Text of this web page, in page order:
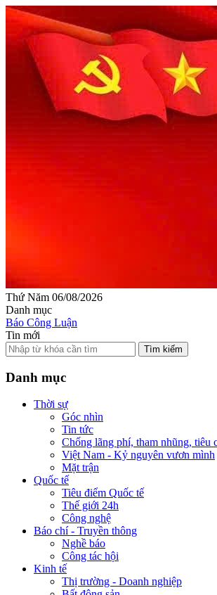
Thứ Năm 06/08/2026
Danh mục
Báo Công Luận
Tin mới
Tìm kiếm
Danh mục
Thời sự
Góc nhìn
Tin tức
Chống lãng phí, tham nhũng, tiêu
Việt Nam - Kỷ nguyên vươn mình
Mặt trận
Quốc tế
Tiêu điểm Quốc tế
Thế giới 24h
Công nghệ
Báo chí - Truyền thông
Nghề báo
Công tác hội
Kinh tế
Thị trường - Doanh nghiệp